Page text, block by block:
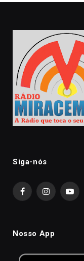
Siga-nós
FacebookInstagram
Nosso App